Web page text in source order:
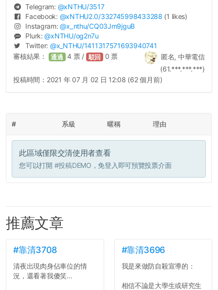
Telegram: @xNTHU/3517
Facebook: @xNTHU2.0/332745998433288 (1 likes)
Instagram:@x_nthu/CQ03Jm9jguB
Plurk:@xNTHU/og2n7u
Twitter: @x_NTHU/1411317571693940741
匿名, 中華電信
(61.***.***.***)
審核結果： 通過 4 票 / 駁回 0 票
投稿時間： 2021 年 07 月 02 日 12:08 (62 個月前)
# 系級 暱稱 理由
此區域僅限交清使用者查看
您可以打開 #投稿DEMO ，免登入即可預覽投票介面
推薦文章
#靠清3708
清夜出現肉身佔車位的情
況，還看著我傻笑...
#靠清3696
我是來做防自殺宣導的：
相信不論是大學生或研究生